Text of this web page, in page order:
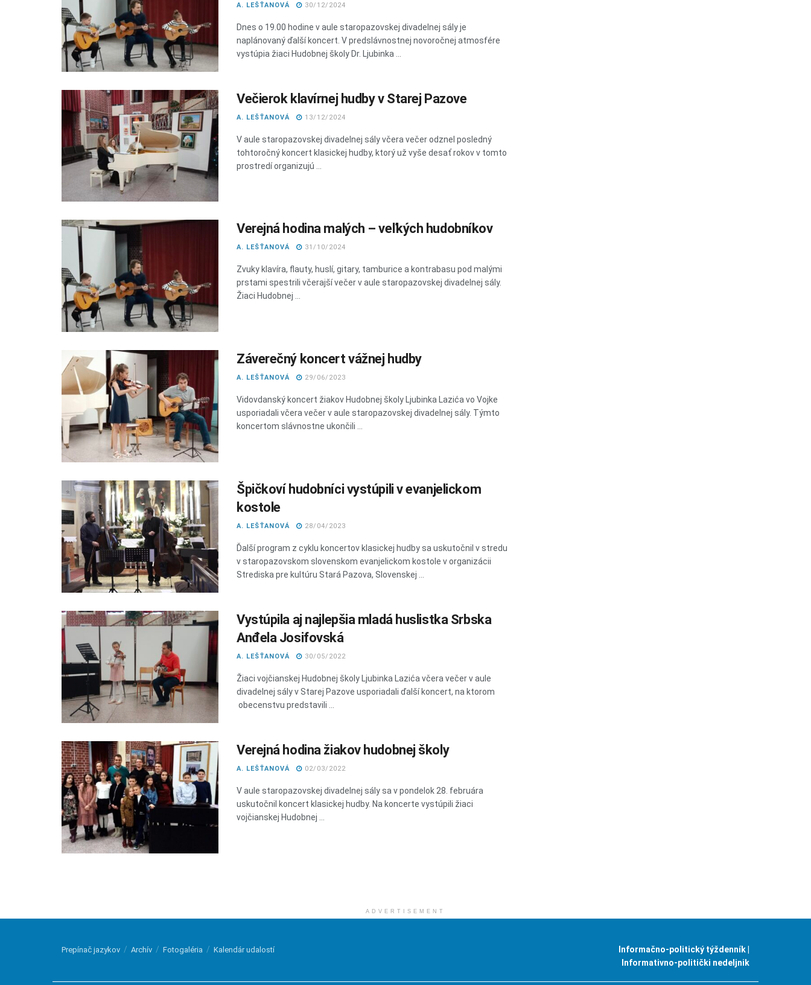
A. LEŠŤANOVÁ 30/12/2024
Dnes o 19.00 hodine v aule staropazovskej divadelnej sály je
naplánovaný ďalší koncert. V predslávnostnej novoročnej atmosfére
vystúpia žiaci Hudobnej školy Dr. Ljubinka ...
Večierok klavírnej hudby v Starej Pazove
A. LEŠŤANOVÁ 13/12/2024
V aule staropazovskej divadelnej sály včera večer odznel posledný
tohtoročný koncert klasickej hudby, ktorý už vyše desať rokov v tomto
prostredí organizujú ...
Verejná hodina malých – veľkých hudobníkov
A. LEŠŤANOVÁ 31/10/2024
Zvuky klavíra, flauty, huslí, gitary, tamburice a kontrabasu pod malými
prstami spestrili včerajší večer v aule staropazovskej divadelnej sály.
Žiaci Hudobnej ...
Záverečný koncert vážnej hudby
A. LEŠŤANOVÁ 29/06/2023
Vidovdanský koncert žiakov Hudobnej školy Ljubinka Lazića vo Vojke
usporiadali včera večer v aule staropazovskej divadelnej sály. Týmto
koncertom slávnostne ukončili ...
Špičkoví hudobníci vystúpili v evanjelickom
kostole
A. LEŠŤANOVÁ 28/04/2023
Ďalší program z cyklu koncertov klasickej hudby sa uskutočnil v stredu
v staropazovskom slovenskom evanjelickom kostole v organizácii
Strediska pre kultúru Stará Pazova, Slovenskej ...
Vystúpila aj najlepšia mladá huslistka Srbska
Anđela Josifovská
A. LEŠŤANOVÁ 30/05/2022
Žiaci vojčianskej Hudobnej školy Ljubinka Lazića včera večer v aule
divadelnej sály v Starej Pazove usporiadali ďalší koncert, na ktorom
obecenstvu predstavili ...
Verejná hodina žiakov hudobnej školy
A. LEŠŤANOVÁ 02/03/2022
V aule staropazovskej divadelnej sály sa v pondelok 28. februára
uskutočnil koncert klasickej hudby. Na koncerte vystúpili žiaci
vojčianskej Hudobnej ...
ADVERTISEMENT
Prepínač jazykov Archív Fotogaléria Kalendár udalostí
Informačno-politický týždenník |
Informativno-politički nedeljnik